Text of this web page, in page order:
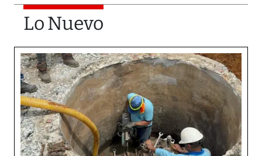
Lo Nuevo